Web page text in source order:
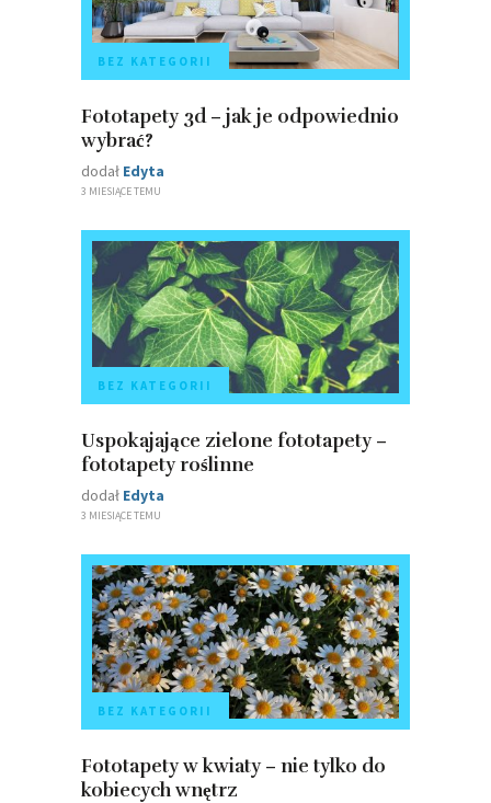
BEZ KATEGORII
Fototapety 3d – jak je odpowiednio
wybrać?
dodał Edyta
3 MIESIĄCE TEMU
BEZ KATEGORII
Uspokajające zielone fototapety –
fototapety roślinne
dodał Edyta
3 MIESIĄCE TEMU
BEZ KATEGORII
Fototapety w kwiaty – nie tylko do
kobiecych wnętrz